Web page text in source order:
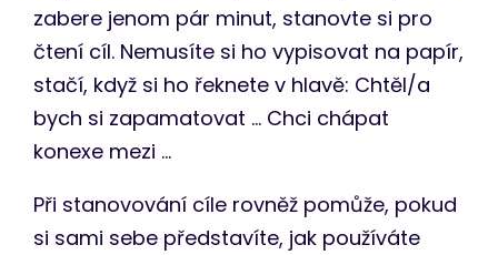
zabere jenom pár minut, stanovte si pro
čtení cíl. Nemusíte si ho vypisovat na papír,
stačí, když si ho řeknete v hlavě: Chtěl/a
bych si zapamatovat … Chci chápat
konexe mezi …
Při stanovování cíle rovněž pomůže, pokud
si sami sebe představíte, jak používáte